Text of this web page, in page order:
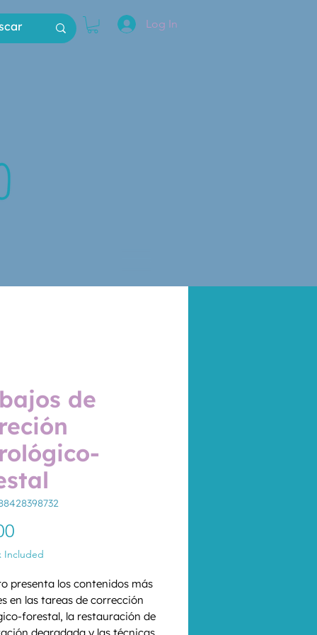
Log In
de
Included
presenta los contenidos más
en las tareas de corrección
forestal, la restauración de
degradada y las técnicas